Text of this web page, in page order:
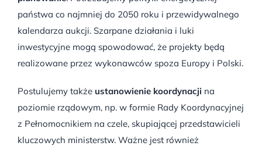
państwa co najmniej do 2050 roku i przewidywalnego
kalendarza aukcji. Szarpane działania i luki
inwestycyjne mogą spowodować, że projekty będą
realizowane przez wykonawców spoza Europy i Polski.
Postulujemy także ustanowienie koordynacji na
poziomie rządowym, np. w formie Rady Koordynacyjnej
z Pełnomocnikiem na czele, skupiającej przedstawicieli
kluczowych ministerstw. Ważne jest również